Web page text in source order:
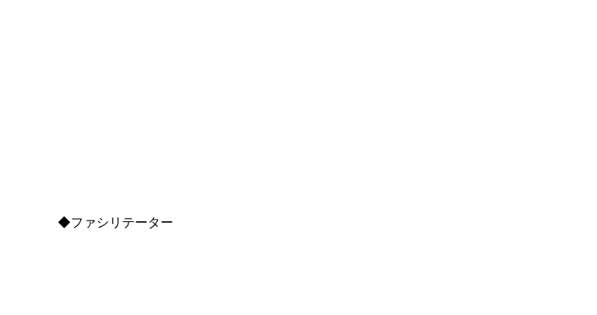
◆ファシリテーター